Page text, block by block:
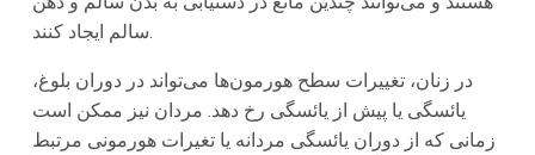
سالم ایجاد کنند.
در زنان، تغییرات سطح هورمون‌ها می‌تواند در دوران بلوغ،
یائسگی یا پیش از یائسگی رخ دهد. مردان نیز ممکن است
زمانی که از دوران یائسگی مردانه یا تغیرات هورمونی مرتبط